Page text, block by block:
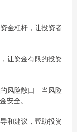
金杠杆，让投资者
让资金有限的投资
风险敞口，当风险
安全。
和建议，帮助投资